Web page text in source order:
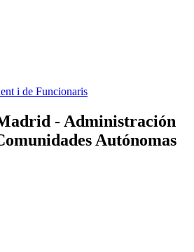
i de Funcionaris
- Administración
Autónomas